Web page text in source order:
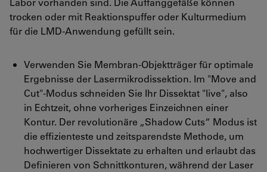
trocken oder mit Reaktionspuffer oder Kulturmedium
für die LMD-Anwendung gefüllt sein.
Verwenden Sie Membran-Objektträger für optimale
Ergebnisse der Lasermikrodissektion. Im "Move and
Cut"-Modus schneiden Sie Ihr Dissektat "live", also
in Echtzeit, ohne vorheriges Einzeichnen einer
Kontur. Der revolutionäre „Shadow Cuts“ Modus ist
die effizienteste und zeitsparendste Methode, um
hochwertiger Dissektate zu erhalten und erlaubt das
Definieren von Schnittkonturen, während der Laser